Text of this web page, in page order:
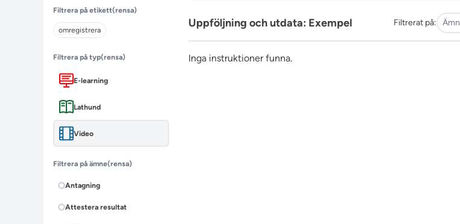
Filtrera på etikett(rensa)
omregistrera
Filtrera på typ(rensa)
E-learning
Lathund
Video
Filtrera på ämne(rensa)
Antagning
Attestera resultat
Uppföljning och utdata: Exempel Filtrerat på:
Inga instruktioner funna.